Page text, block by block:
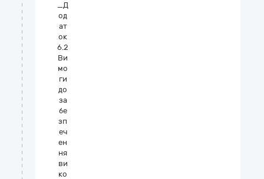
_Д
од
ат
ок
6.2
Ви
мо
ги
до
за
бе
зп
еч
ен
ня
ви
ко